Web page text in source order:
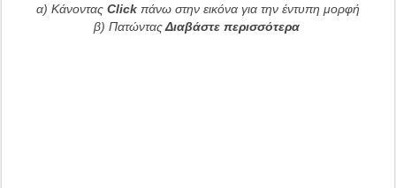
α) Κάνοντας Click πάνω στην εικόνα για την έντυπη μορφή
β) ΠατώνταςΔιαβάστε περισσότερα